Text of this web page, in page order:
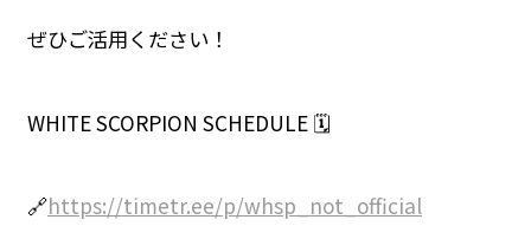
ぜひご活用ください！
WHITE SCORPION SCHEDULE 🗓️
🔗https://timetr.ee/p/whsp_not_official